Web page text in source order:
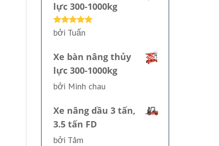
lực 300-1000kg
Được xếp
hạng55
bởi Tuấn
Xe bàn nâng thủy
lực 300-1000kg
bởi Minh chau
Xe nâng dầu 3 tấn,
3.5 tấn FD
bởi Tâm